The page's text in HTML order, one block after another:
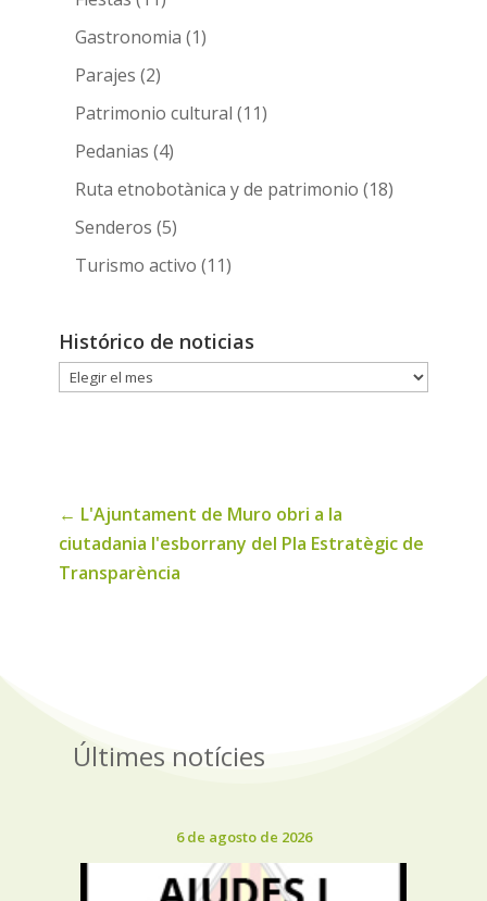
Gastronomia (1)
Parajes (2)
Patrimonio cultural (11)
Pedanias (4)
Ruta etnobotànica y de patrimonio (18)
Senderos (5)
Turismo activo (11)
Histórico de noticias
Histórico
← L'Ajuntament de Muro obri a la
ciutadania l'esborrany del Pla Estratègic de
Transparència
Últimes notícies
6 de agosto de 2026